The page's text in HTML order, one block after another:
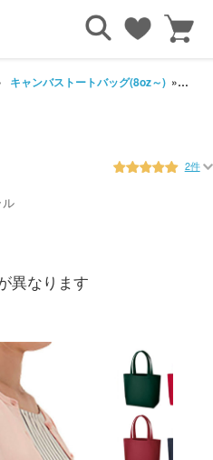
キャンバストートバッグ(8oz～) キャ
2件
異なります